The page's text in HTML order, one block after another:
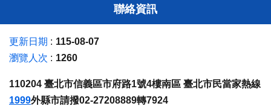
聯絡資訊
更新日期
115-08-07
瀏覽人次
1260
110204 臺北市信義區市府路1號4樓南區 臺北市民當家熱線
1999外縣市請撥02-27208889轉7924